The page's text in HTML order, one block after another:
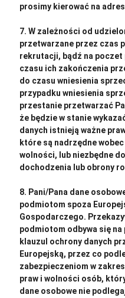
prosimy kierować na
7. W zależności od
przetwarzane przez czas
rekrutacji, bądź na
czasu ich zakończenia
do czasu wniesienia
przypadku wniesienia
przestanie przetwarzać
że będzie w stanie
danych istnieją ważne
które są nadrzędne
wolności, lub niezbędne
dochodzenia lub obrony
8. Pani/Pana dane
podmiotom spoza
Gospodarczego.
podmiotom odbywa się
klauzul ochrony danych
Europejską, przez co
zabezpieczeniom w
praw i wolności osób,
dane osobowe nie